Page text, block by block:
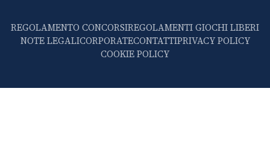
REGOLAMENTO CONCORSIREGOLAMENTI GIOCHI LIBERI
NOTE LEGALICORPORATECONTATTIPRIVACY POLICY
COOKIE POLICY